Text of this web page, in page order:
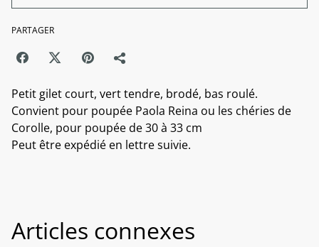
PARTAGER
Petit gilet court, vert tendre, brodé, bas roulé.
Convient pour poupée Paola Reina ou les chéries de
Corolle, pour poupée de 30 à 33 cm
Peut être expédié en lettre suivie.
Articles connexes